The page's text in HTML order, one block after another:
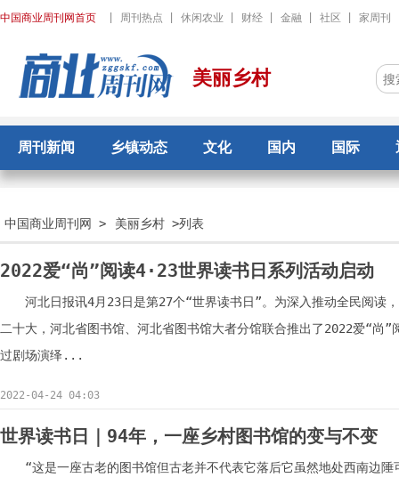
中国商业周刊网首页 周刊热点 休闲农业 财经 金融 社区 家周刊
美丽乡村
周刊新闻 乡镇动态 文化 国内 国际
中国商业周刊网 > 美丽乡村 >列表
2022爱“尚”阅读4·23世界读书日系列活动启动
河北日报讯4月23日是第27个“世界读书日”。为深入推动全民阅读
二十大，河北省图书馆、河北省图书馆大者分馆联合推出了2022爱“尚
过剧场演绎...
2022-04-24 04:03
世界读书日｜94年，一座乡村图书馆的变与不变
“这是一座古老的图书馆但古老并不代表它落后它虽然地处西南边